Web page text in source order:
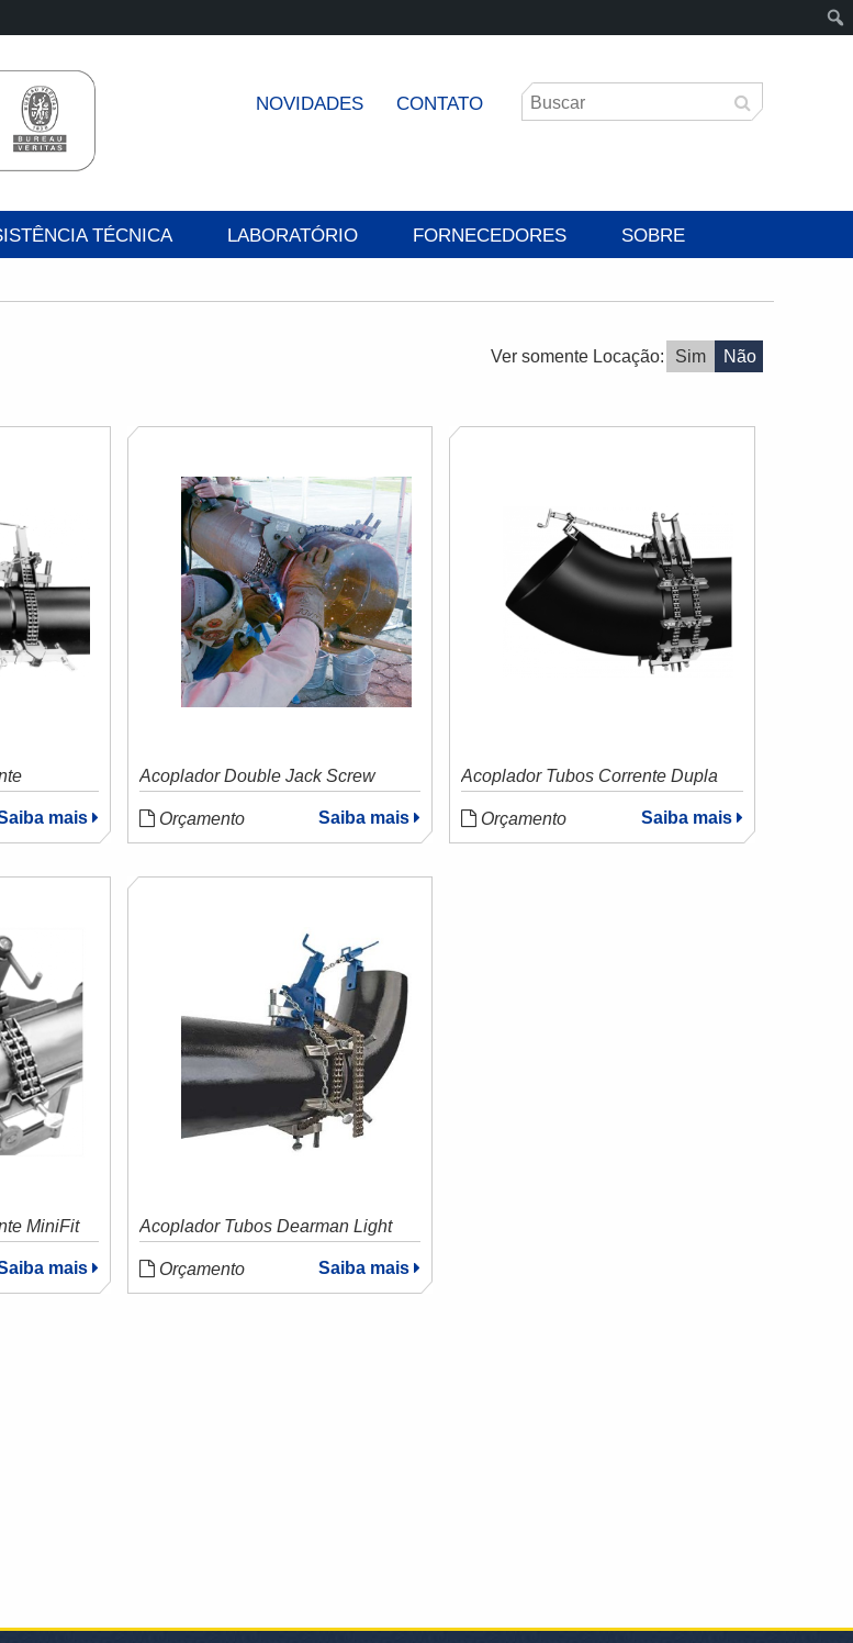
NOVIDADES CONTATO
TÉCNICA LABORATÓRIO FORNECEDORES SOBRE
Ver somente Locação: Sim Não
mais
Acoplador Double Jack Screw
Orçamento Saiba mais
Acoplador Tubos Corrente Dupla
Orçamento Saiba mais
MiniFit
mais
Acoplador Tubos Dearman Light
Orçamento Saiba mais